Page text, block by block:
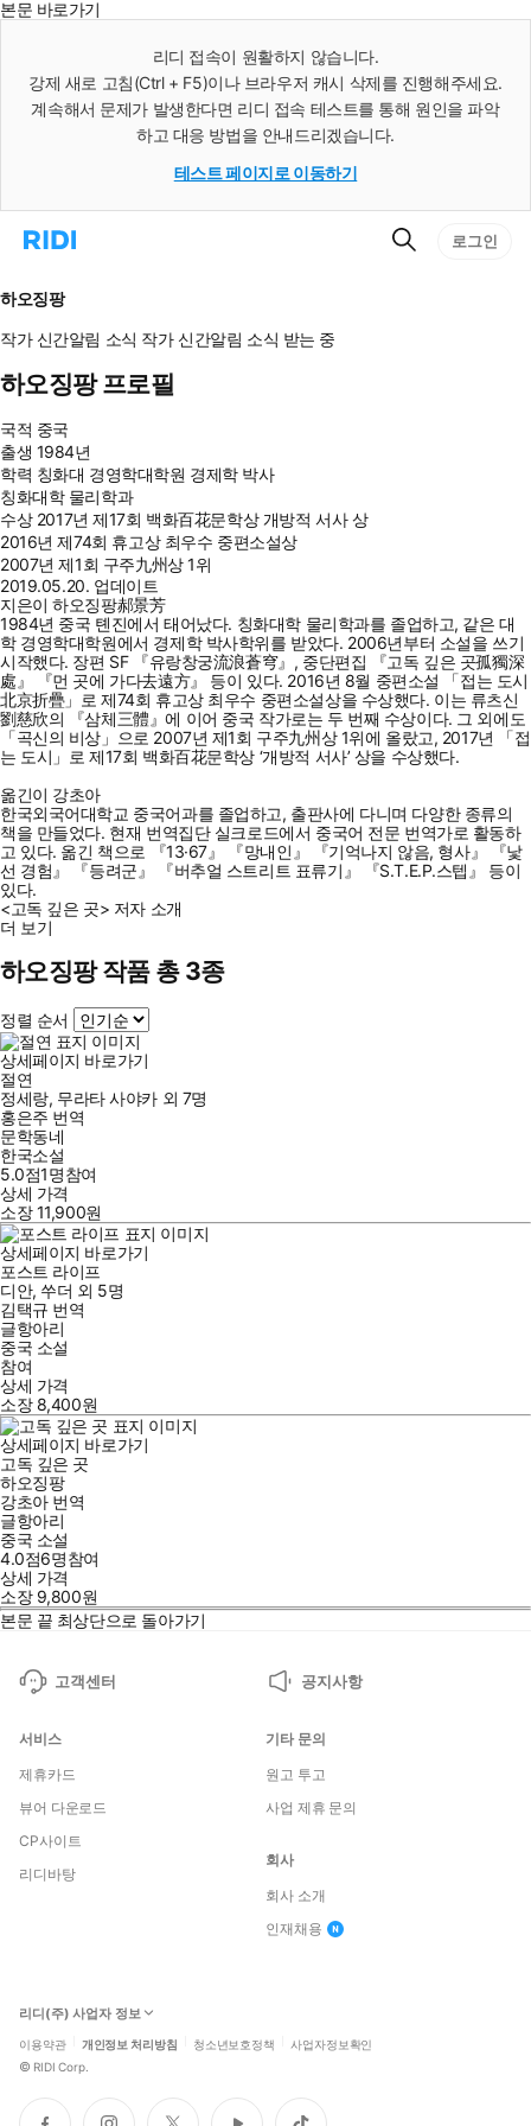
본문 바로가기
리디 접속이 원활하지 않습니다.
강제 새로 고침(Ctrl + F5)이나 브라우저 캐시 삭제를 진행해주세요.
계속해서 문제가 발생한다면 리디 접속 테스트를 통해 원인을 파악
하고 대응 방법을 안내드리겠습니다.
테스트 페이지로 이동하기
리
으
로
이
동
검
로그인
하오징팡
작가 신간알림 소식 작가 신간알림 소식 받는 중
하오징팡 프로필
국적 중국
출생 1984년
학력 칭화대 경영학대학원 경제학 박사
칭화대학 물리학과
수상 2017년 제17회 백화百花문학상 개방적 서사 상
2016년 제74회 휴고상 최우수 중편소설상
2007년 제1회 구주九州상 1위
2019.05.20. 업데이트
지은이 하오징팡郝景芳
1984년 중국 톈진에서 태어났다. 칭화대학 물리학과를 졸업하고, 같은 대
학 경영학대학원에서 경제학 박사학위를 받았다. 2006년부터 소설을 쓰기
시작했다. 장편 SF 『유랑창궁流浪蒼穹』, 중단편집 『고독 깊은 곳孤獨深
處』 『먼 곳에 가다去遠方』 등이 있다. 2016년 8월 중편소설 「접는 도시
北京折疊」로 제74회 휴고상 최우수 중편소설상을 수상했다. 이는 류츠신
劉慈欣의 『삼체三體』에 이어 중국 작가로는 두 번째 수상이다. 그 외에도
「곡신의 비상」으로 2007년 제1회 구주九州상 1위에 올랐고, 2017년 「접
는 도시」로 제17회 백화百花문학상 ‘개방적 서사’ 상을 수상했다.
옮긴이 강초아
한국외국어대학교 중국어과를 졸업하고, 출판사에 다니며 다양한 종류의
책을 만들었다. 현재 번역집단 실크로드에서 중국어 전문 번역가로 활동하
고 있다. 옮긴 책으로 『13·67』 『망내인』 『기억나지 않음, 형사』 『낯
선 경험』 『등려군』 『버추얼 스트리트 표류기』 『S.T.E.P.스텝』 등이
있다.
<고독 깊은 곳> 저자 소개
더 보기
하오징팡 작품 총 3종
정렬 순서
상세페이지 바로가기
절연
정세랑, 무라타 사야카외 7명
홍은주 번역
문학동네
한국소설
5.0점1명참여
상세 가격
소장11,900원
상세페이지 바로가기
포스트 라이프
디안, 쑤더 외 5명
김택규 번역
글항아리
중국 소설
참여
상세 가격
소장 8,400원
상세페이지 바로가기
고독 깊은 곳
하오징팡
강초아번역
글항아리
중국 소설
4.0점6명참여
상세 가격
소장 9,800원
본문 끝 최상단으로 돌아가기
고객센터 공지사항
서비스
제휴카드
뷰어 다운로드
CP사이트
리디바탕
기타 문의
원고 투고
사업 제휴 문의
회사
회사 소개
인재채용
리디(주) 사업자 정보
이용약관 개인정보 처리방침 청소년보호정책 사업자정보확인
© RIDI Corp.